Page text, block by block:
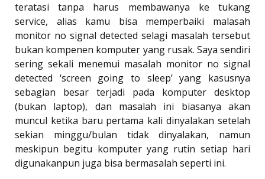
teratasi tanpa harus membawanya ke tukang
service, alias kamu bisa memperbaiki malasah
monitor no signal detected selagi masalah tersebut
bukan kompenen komputer yang rusak. Saya sendiri
sering sekali menemui masalah monitor no signal
detected ‘screen going to sleep’ yang kasusnya
sebagian besar terjadi pada komputer desktop
(bukan laptop), dan masalah ini biasanya akan
muncul ketika baru pertama kali dinyalakan setelah
sekian minggu/bulan tidak dinyalakan, namun
meskipun begitu komputer yang rutin setiap hari
digunakanpun juga bisa bermasalah seperti ini.